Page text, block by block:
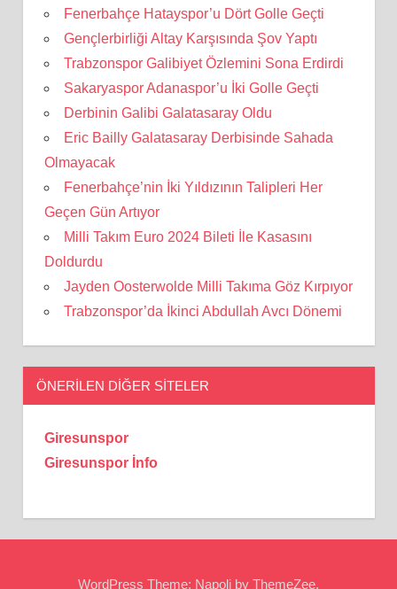
Fenerbahçe Hatayspor’u Dört Golle Geçti
Gençlerbirliği Altay Karşısında Şov Yaptı
Trabzonspor Galibiyet Özlemini Sona Erdirdi
Sakaryaspor Adanaspor’u İki Golle Geçti
Derbinin Galibi Galatasaray Oldu
Eric Bailly Galatasaray Derbisinde Sahada
Olmayacak
Fenerbahçe’nin İki Yıldızının Talipleri Her
Geçen Gün Artıyor
Milli Takım Euro 2024 Bileti İle Kasasını
Doldurdu
Jayden Oosterwolde Milli Takıma Göz Kırpıyor
Trabzonspor’da İkinci Abdullah Avcı Dönemi
ÖNERILEN DIĞER SITELER
Giresunspor
Giresunspor İnfo
WordPress Theme: Napoli by ThemeZee.